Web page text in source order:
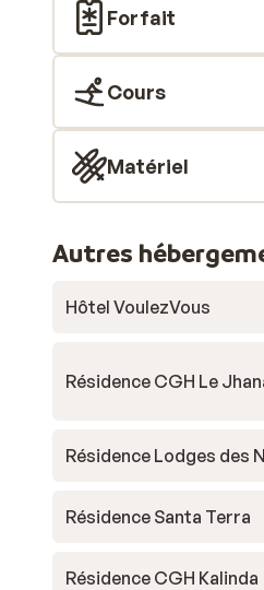
Forfait
Cours
Matériel
Autres
Hôtel VoulezVous
Résidence CGH Le
Résidence Lodges des
Résidence Santa Terra
Résidence CGH Kalinda